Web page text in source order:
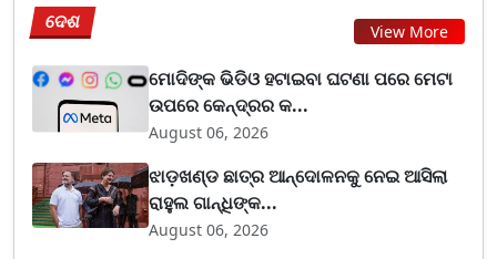
ଦେଶ View More
ମୋଦିଙ୍କ ଭିଡିଓ ହଟାଇବା ଘଟଣା ପରେ ମେଟା
ଉପରେ କେନ୍ଦ୍ରର କ...
August 06, 2026
ଝାଡ଼ଖଣ୍ଡ ଛାତ୍ର ଆନ୍ଦୋଳନକୁ ନେଇ ଆସିଲା
ରାହୁଲ ଗାନ୍ଧିଙ୍କ...
August 06, 2026